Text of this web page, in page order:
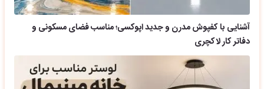
آشنایی با کفپوش مدرن و جدید اپوکسی؛ مناسب فضای مسکونی و
دفاتر کار لاکچری